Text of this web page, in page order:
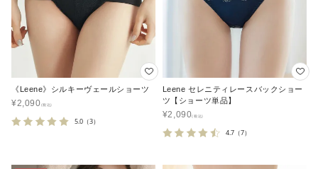
《Leene》シルキーヴェールショーツ
¥2,090
5.0 （3）
Leene セレニティレースバックショー
ツ【ショーツ単品】
¥2,090
4.7（7）